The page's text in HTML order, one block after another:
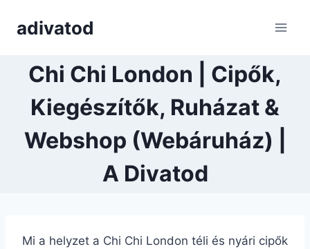
adivatod
Chi Chi London | Cipők,
Kiegészítők, Ruházat &
Webshop (Webáruház) |
A Divatod
Mi a helyzet a Chi Chi London téli és nyári cipők